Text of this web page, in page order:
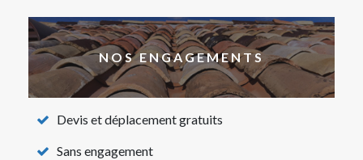
NOS ENGAGEMENTS
Devis et déplacement gratuits
Sans engagement